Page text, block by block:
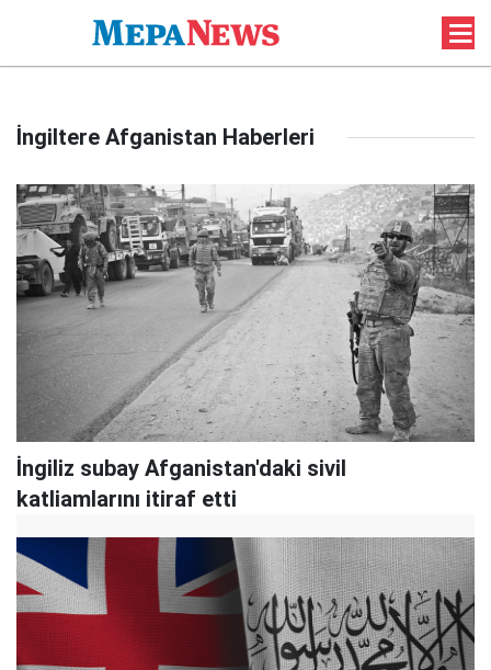
İngiltere Afganistan Haberleri
İngiliz subay Afganistan'daki sivil
katliamlarını itiraf etti